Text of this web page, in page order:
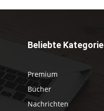
Beliebte Kategorie
Premium
Bücher
Nachrichten